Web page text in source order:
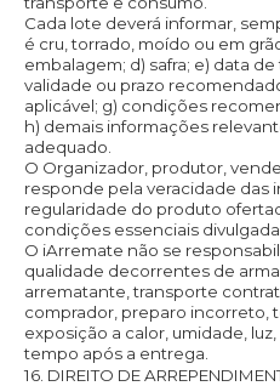
Cada lote deverá informar,
é cru, torrado, moído ou em
embalagem; d) safra; e) data
validade ou prazo
aplicável; g) condições
h) demais informações
adequado.
O Organizador, produtor,
responde pela veracidade das
regularidade do produto
condições essenciais
O iArremate não se
qualidade decorrentes de
arrematante, transporte
comprador, preparo incorreto,
exposição a calor, umidade,
tempo após a entrega.
16. DIREITO DE